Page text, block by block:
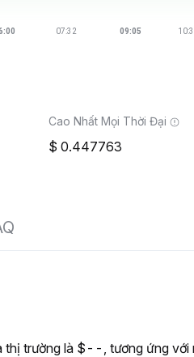
Cao Nhất Mọi Thời Đại
0.447763
trường là $--, tương ứng